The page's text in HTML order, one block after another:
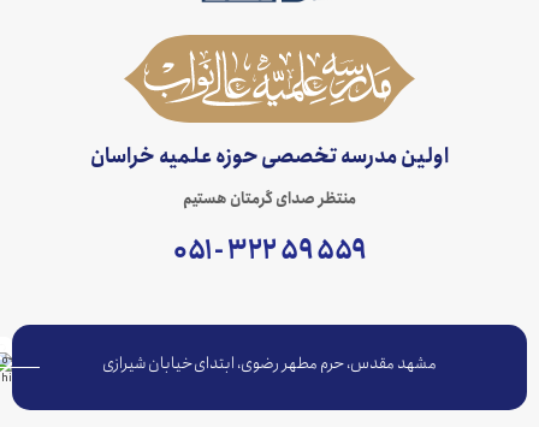
اولین مدرسه تخصصی حوزه علمیه خراسان
منتظر صدای گرمتان هستیم
مشهد مقدس، حرم مطهر رضوی، ابتدای خیابان شیرازی